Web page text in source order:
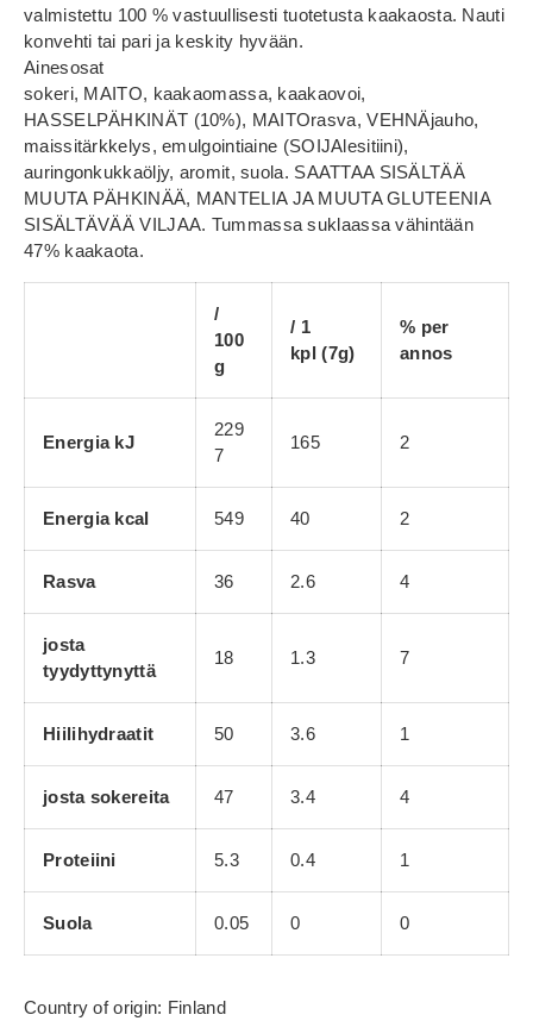
valmistettu 100 % vastuullisesti tuotetusta kaakaosta. Nauti
konvehti tai pari ja keskity hyvään.
Ainesosat
sokeri, MAITO, kaakaomassa, kaakaovoi,
HASSELPÄHKINÄT (10%), MAITOrasva, VEHNÄjauho,
maissitärkkelys, emulgointiaine (SOIJAlesitiini),
auringonkukkaöljy, aromit, suola. SAATTAA SISÄLTÄÄ
MUUTA PÄHKINÄÄ, MANTELIA JA MUUTA GLUTEENIA
SISÄLTÄVÄÄ VILJAA. Tummassa suklaassa vähintään
47% kaakaota.
/
100
g
/ 1
kpl (7g)
% per
annos
Energia kJ
229
7
165 2
Energia kcal 549 40 2
Rasva 36 2.6 4
josta
tyydyttynyttä
18 1.3 7
Hiilihydraatit 50 3.6 1
josta sokereita 47 3.4 4
Proteiini 5.3 0.4 1
Suola 0.05 0 0
Country of origin: Finland